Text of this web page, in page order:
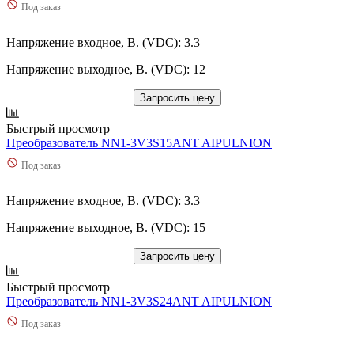
Под заказ
Напряжение входное, В. (VDC): 3.3
Напряжение выходное, В. (VDC): 12
Запросить цену
Быстрый просмотр
Преобразователь NN1-3V3S15ANT AIPULNION
Под заказ
Напряжение входное, В. (VDC): 3.3
Напряжение выходное, В. (VDC): 15
Запросить цену
Быстрый просмотр
Преобразователь NN1-3V3S24ANT AIPULNION
Под заказ